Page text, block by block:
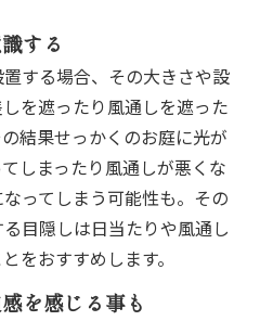
する
する場合、その大きさや設
を遮ったり風通しを遮った
結果せっかくのお庭に光が
しまったり風通しが悪くな
ってしまう可能性も。その
目隠しは日当たりや風通し
をおすすめします。
を感じる事も